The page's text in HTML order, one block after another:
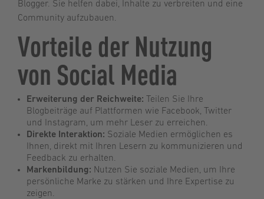
Blogger. Sie helfen dabei, Inhalte zu verbreiten und eine
Community aufzubauen.
Vorteile der Nutzung
von Social Media
Erweiterung der Reichweite: Teilen Sie Ihre
Blogbeiträge auf Plattformen wie Facebook, Twitter
und Instagram, um mehr Leser zu erreichen.
Direkte Interaktion: Soziale Medien ermöglichen es
Ihnen, direkt mit Ihren Lesern zu kommunizieren und
Feedback zu erhalten.
Markenbildung: Nutzen Sie soziale Medien, um Ihre
persönliche Marke zu stärken und Ihre Expertise zu
zeigen.